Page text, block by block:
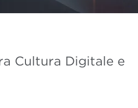
Cultura Digitale e